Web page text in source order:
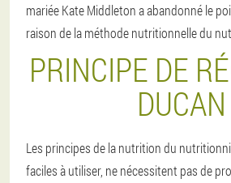
mariée Kate Middleton a abandonné le
raison de la méthode nutritionnelle du
PRINCIPE DE
DUCAN
Les principes de la nutrition du
faciles à utiliser, ne nécessitent pas de